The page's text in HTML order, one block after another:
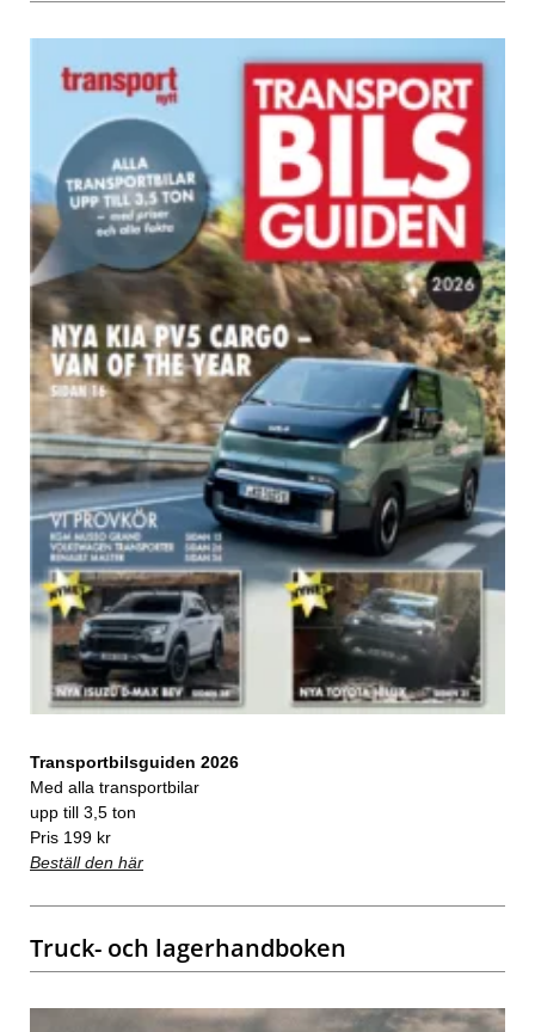
Transportbilsguiden 2026
Med alla transportbilar
upp till 3,5 ton
Pris 199 kr
Beställ den här
Truck- och lagerhandboken